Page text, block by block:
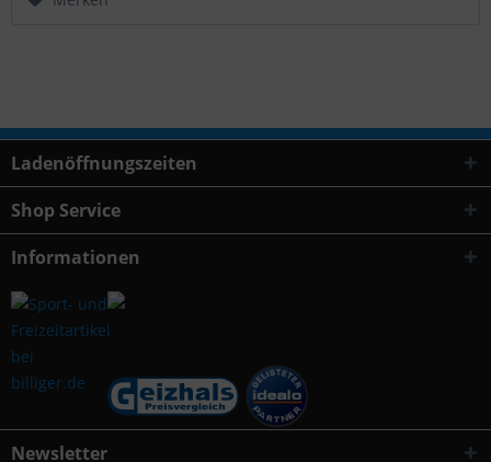
Ladenöffnungszeiten
Shop Service
Informationen
Newsletter